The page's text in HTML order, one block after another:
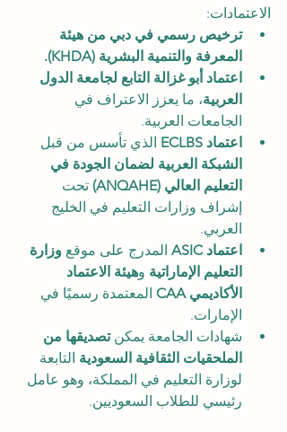
الاعتمادات:
ترخيص رسمي في دبي من هيئة
المعرفة والتنمية البشرية (KHDA).
اعتماد أبو غزالة التابع لجامعة الدول
العربية، ما يعزز الاعتراف في
الجامعات العربية.
اعتماد ECLBS
الذي تأسس من قبل
الشبكة العربية لضمان الجودة في
التعليم العالي (ANQAHE)
تحت
إشراف وزارات التعليم في الخليج
العربي.
اعتماد ASIC
المدرج على موقع وزارة
التعليم الإماراتية وهيئة الاعتماد
الأكاديمي CAA
المعتمدة رسميًا في
الإمارات.
شهادات الجامعة يمكن تصديقها من
الملحقيات الثقافية السعودية التابعة
لوزارة التعليم في المملكة، وهو عامل
رئيسي للطلاب السعوديين.